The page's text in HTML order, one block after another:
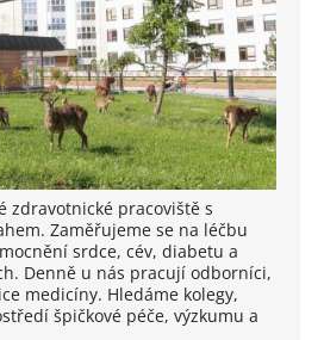
zdravotnické pracoviště s
Zaměřujeme se na léčbu
srdce, cév, diabetu a
Denně u nás pracují odborníci,
medicíny. Hledáme kolegy,
špičkové péče, výzkumu a